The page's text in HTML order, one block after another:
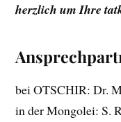
herzlich um Ihre
bei OTSCHIR: Dr.
in der Mongolei: S.